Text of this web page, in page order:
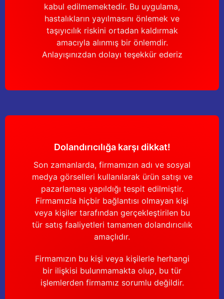
kabul edilmemektedir. Bu uygulama,
hastalıkların yayılmasını önlemek ve
taşıyıcılık riskini ortadan kaldırmak
amacıyla alınmış bir önlemdir.
Anlayışınızdan dolayı teşekkür ederiz
Dolandırıcılığa karşı dikkat!
Son zamanlarda, firmamızın adı ve sosyal
medya görselleri kullanılarak ürün satışı ve
pazarlaması yapıldığı tespit edilmiştir.
Firmamızla hiçbir bağlantısı olmayan kişi
veya kişiler tarafından gerçekleştirilen bu
tür satış faaliyetleri tamamen dolandırıcılık
amaçlıdır.
Firmamızın bu kişi veya kişilerle herhangi
bir ilişkisi bulunmamakta olup, bu tür
işlemlerden firmamız sorumlu değildir.